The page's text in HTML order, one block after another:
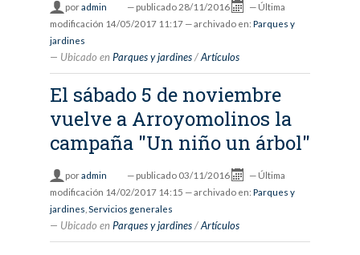
poradmin — publicado 28/11/2016 — Última
modificación 14/05/2017 11:17 — archivado en: Parques y
jardines
Ubicado en Parques y jardines /Artículos
El sábado 5 de noviembre
vuelve a Arroyomolinos la
campaña "Un niño un árbol"
poradmin — publicado 03/11/2016 — Última
modificación 14/02/2017 14:15 — archivado en: Parques y
jardines Servicios generales
Ubicado en Parques y jardines /Artículos